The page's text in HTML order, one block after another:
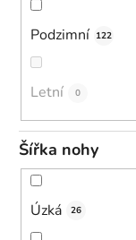
Podzimní 122
Letní 0
Šířka nohy
Úzká 26